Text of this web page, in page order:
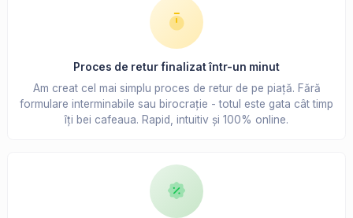
Proces de retur finalizat într-un minut
Am creat cel mai simplu proces de retur de pe piață. Fără
formulare interminabile sau birocrație - totul este gata cât timp
îți bei cafeaua. Rapid, intuitiv și 100% online.